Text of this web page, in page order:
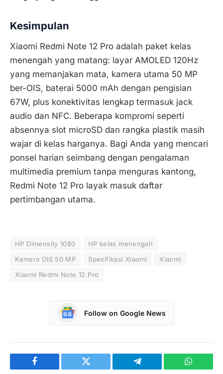
Kesimpulan
Xiaomi Redmi Note 12 Pro adalah paket kelas
menengah yang matang: layar AMOLED 120Hz
yang memanjakan mata, kamera utama 50 MP
ber-OIS, baterai 5000 mAh dengan pengisian
67W, plus konektivitas lengkap termasuk jack
audio dan NFC. Beberapa kompromi seperti
absennya slot microSD dan rangka plastik masih
wajar di kelas harganya. Bagi Anda yang mencari
ponsel harian seimbang dengan pengalaman
multimedia premium tanpa menguras kantong,
Redmi Note 12 Pro layak masuk daftar
pertimbangan utama.
HP Dimensity 1080
HP kelas menengah
Kamera OIS 50 MP
Spesifikasi Xiaomi
Xiaomi
Xiaomi Redmi Note 12 Pro
Follow on Google News
Facebook Twitter Telegram